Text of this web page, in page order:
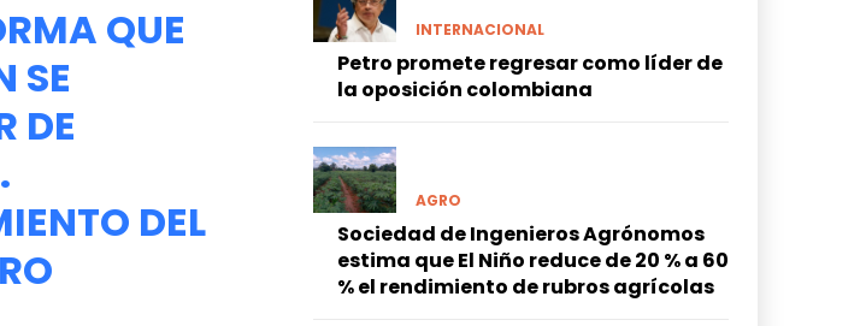
QUE
SE
DE
DEL
INTERNACIONAL
Petro promete regresar como líder de
la oposición colombiana
AGRO
Sociedad de Ingenieros Agrónomos
estima que El Niño reduce de 20 % a 60
% el rendimiento de rubros agrícolas